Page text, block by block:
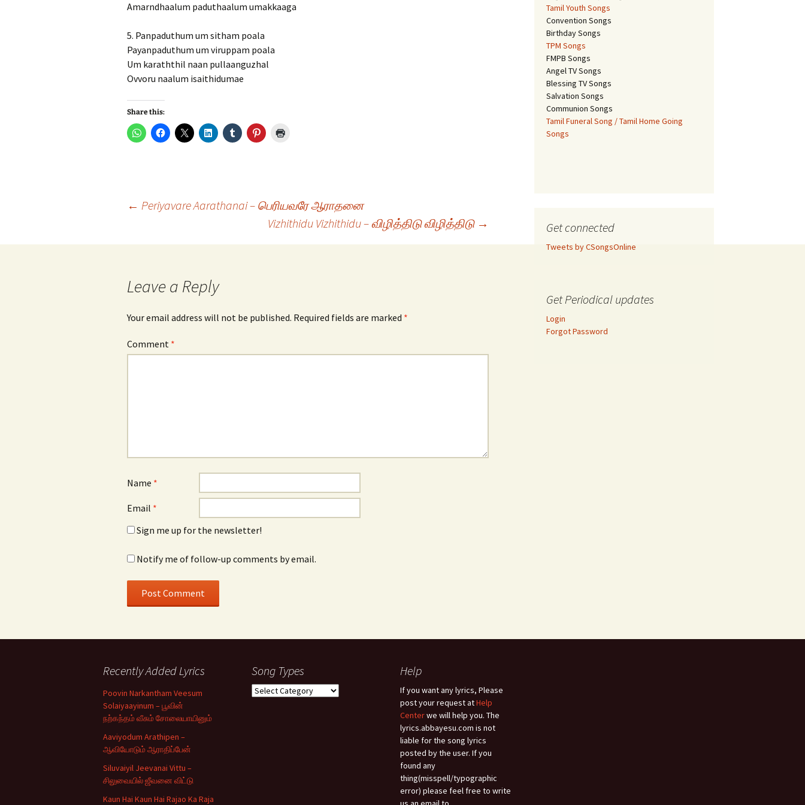
Amarndhaalum paduthaalum umakkaaga
5. Panpaduthum um sitham poala
Payanpaduthum um viruppam poala
Um karaththil naan pullaanguzhal
Ovvoru naalum isaithidumae
Share this:
navigation
← Periyavare Aarathanai – பெரியவரே ஆராதனை
Vizhithidu Vizhithidu – விழித்திடு விழித்திடு →
Leave a Reply
Your email address will not be published. Required fields are marked *
Comment *
Name *
Email *
Sign me up for the newsletter!
Notify me of follow-up comments by email.
Tamil Youth Songs
Convention Songs
Birthday Songs
TPM Songs
FMPB Songs
Angel TV Songs
Blessing TV Songs
Salvation Songs
Communion Songs
Tamil Funeral Song / Tamil Home Going
Songs
Get connected
Tweets by CSongsOnline
Get Periodical updates
Login
Forgot Password
Recently Added Lyrics
Poovin Narkantham Veesum
Solaiyaayinum – பூவின்
நற்கந்தம் வீசும் சோலையாயினும்
Aaviyodum Arathipen –
ஆவியோடும் ஆராதிப்பேன்
Siluvaiyil Jeevanai Vittu –
சிலுவையில் ஜீவனை விட்டு
Kaun Hai Kaun Hai Rajao Ka Raja
Song Types
Song
Help
If you want any lyrics, Please
post your request atHelp
Centerwe will help you. The
lyrics.abbayesu.com is not
liable for the song lyrics
posted by the user. If you
found any
thing(misspell/typographic
error) please feel free to write